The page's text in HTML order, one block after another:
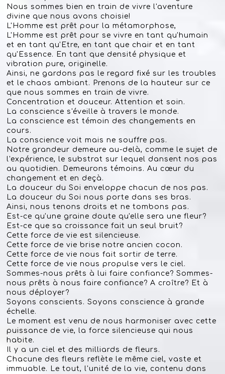
Nous sommes bien en train de vivre l'aventure
divine que nous avons choisie!
L'Homme est prêt pour la métamorphose,
L'Homme est prêt pour se vivre en tant qu'humain
et en tant qu'Etre, en tant que chair et en tant
qu'Essence. En tant que densité physique et
vibration pure, originelle.
Ainsi, ne gardons pas le regard fixé sur les troubles
et le chaos ambiant. Prenons de la hauteur sur ce
que nous sommes en train de vivre.
Concentration et douceur. Attention et soin.
La conscience s'éveille à travers le monde.
La conscience est témoin des changements en
cours.
La conscience voit mais ne souffre pas.
Notre grandeur demeure au-delà, comme le sujet de
l'expérience, le substrat sur lequel dansent nos pas
au quotidien. Demeurons témoins. Au cœur du
changement et en deçà.
La douceur du Soi enveloppe chacun de nos pas.
La douceur du Soi nous porte dans ses bras.
Ainsi, nous tenons droits et ne tombons pas.
Est-ce qu'une graine doute qu'elle sera une fleur?
Est-ce que sa croissance fait un seul bruit?
Cette force de vie est silencieuse.
Cette force de vie brise notre ancien cocon.
Cette force de vie nous fait sortir de terre.
Cette force de vie nous propulse vers le ciel.
Sommes-nous prêts à lui faire confiance? Sommes-
nous prêts à nous faire confiance? A croître? Et à
nous déployer?
Soyons conscients. Soyons conscience à grande
échelle.
Le moment est venu de nous harmoniser avec cette
puissance de vie, la force silencieuse qui nous
habite.
Il y a un ciel et des milliards de fleurs.
Chacune des fleurs reflète le même ciel, vaste et
immuable. Le tout, l'unité de la vie, contenu dans